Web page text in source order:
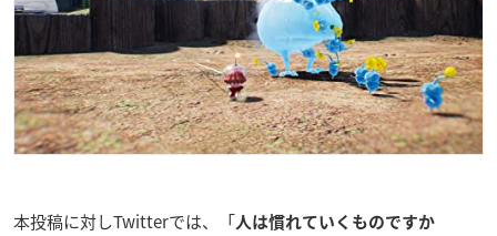
本投稿に対しTwitterでは、「人は慣れていくものですか